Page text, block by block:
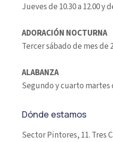
Jueves de 10.30 a 12.00 y
ADORACIÓN NOCTURNA
Tercer sábado de mes de
ALABANZA
Segundo y cuarto martes
Dónde estamos
Sector Pintores, 11. Tres